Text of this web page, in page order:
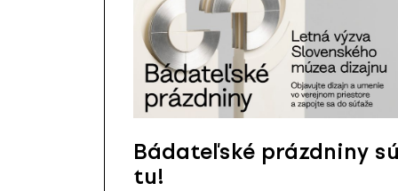
Bádateľské prázdniny
tu!